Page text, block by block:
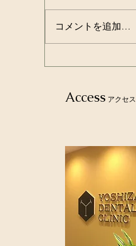
コメントを追加…
Access アクセス